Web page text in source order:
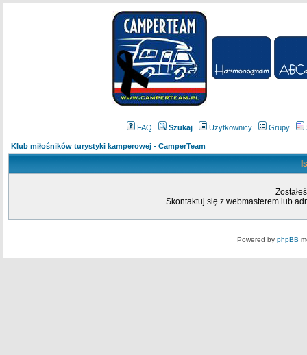
FAQ Szukaj Użytkownicy Grupy
Klub miłośników turystyki kamperowej - CamperTeam
Skontaktuj się z webmasterem lub
Powered by phpBB